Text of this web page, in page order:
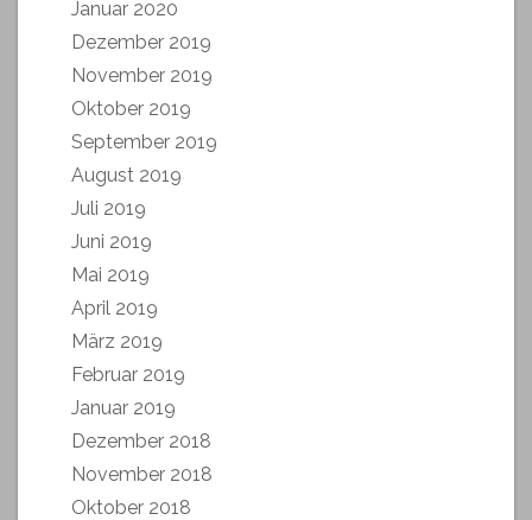
Januar 2020
Dezember 2019
November 2019
Oktober 2019
September 2019
August 2019
Juli 2019
Juni 2019
Mai 2019
April 2019
März 2019
Februar 2019
Januar 2019
Dezember 2018
November 2018
Oktober 2018